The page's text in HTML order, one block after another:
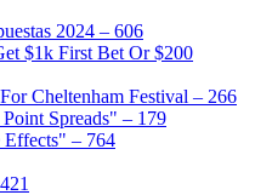
2024 – 606
$1k First Bet Or $200
Cheltenham Festival – 266
Spreads" – 179
Effects" – 764